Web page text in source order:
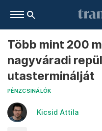
Több mint 200
nagyváradi
utasterminálját
PÉNZCSINÁLÓK
Kicsid Attila